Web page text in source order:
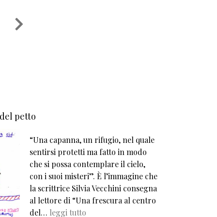
petto
“Una capanna, un rifugio, nel quale
sentirsi protetti ma fatto in modo
che si possa contemplare il cielo,
con i suoi misteri”. È l’immagine che
la scrittrice Silvia Vecchini consegna
al lettore di “Una frescura al centro
del… leggi tutto